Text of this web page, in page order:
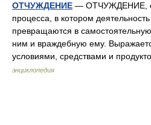
ОТЧУЖДЕНИЕ — ОТЧУЖДЕНИЕ,
процесса, в котором
превращаются в
ним и враждебную ему.
условиями, средствами и
энциклопедия